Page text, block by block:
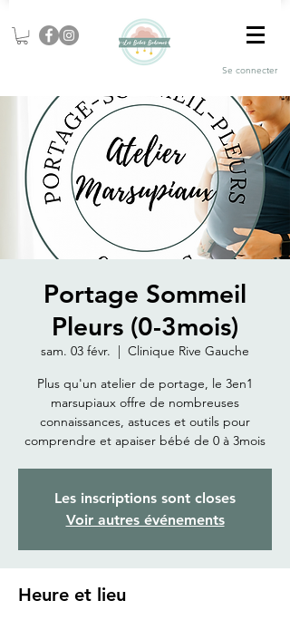
Se connecter
Portage Sommeil
Pleurs (0-3mois)
sam. 03 févr.
  |
Clinique Rive Gauche
Plus qu'un atelier de portage, le 3en1
marsupiaux offre de nombreuses
connaissances, astuces et outils pour
comprendre et apaiser bébé de 0 à 3mois
Les inscriptions sont closes
Voir autres événements
Heure et lieu